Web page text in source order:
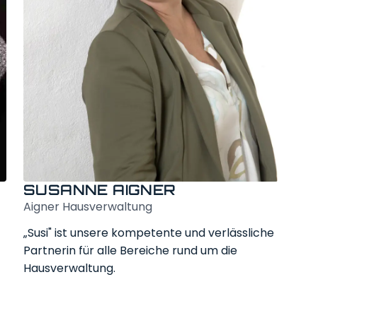
SUSANNE AIGNER
Aigner Hausverwaltung
„Susi" ist unsere kompetente und verlässliche
Partnerin für alle Bereiche rund um die
Hausverwaltung.